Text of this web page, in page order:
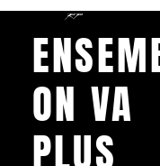
ON VA
PLUS